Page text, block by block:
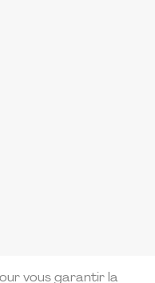
vous garantir la